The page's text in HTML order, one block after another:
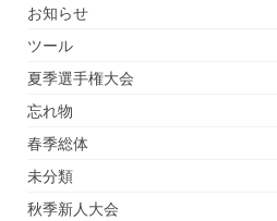
お知らせ
ツール
夏季選手権大会
忘れ物
春季総体
未分類
秋季新人大会